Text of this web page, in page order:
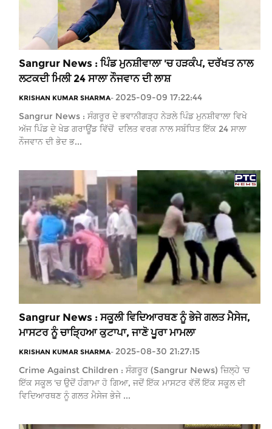
Sangrur News : ਪਿੰਡ ਮੁਨਸ਼ੀਵਾਲਾ 'ਚ ਹੜਕੰਪ, ਦਰੱਖਤ ਨਾਲ
ਲਟਕਦੀ ਮਿਲੀ 24 ਸਾਲਾ ਨੌਜਵਾਨ ਦੀ ਲਾਸ਼
KRISHAN KUMAR SHARMA- 2025-09-09 17:22:44
Sangrur News : ਸੰਗਰੂਰ ਦੇ ਭਵਾਨੀਗੜ੍ਹ ਨੇੜਲੇ ਪਿੰਡ ਮੁਨਸ਼ੀਵਾਲਾ ਵਿਖੇ
ਅੱਜ ਪਿੰਡ ਦੇ ਖੇਡ ਗਰਾਊਂਡ ਵਿੱਚੋਂ ਦਲਿਤ ਵਰਗ ਨਾਲ ਸਬੰਧਿਤ ਇੱਕ 24 ਸਾਲਾ
ਨੌਜਵਾਨ ਦੀ ਭੇਦ ਭ...
Sangrur News : ਸਕੂਲੀ ਵਿਦਿਆਰਥਣ ਨੂੰ ਭੇਜੇ ਗਲਤ ਮੈਸੇਜ,
ਮਾਸਟਰ ਨੂੰ ਚਾੜ੍ਹਿਆ ਕੁਟਾਪਾ, ਜਾਣੋ ਪੂਰਾ ਮਾਮਲਾ
KRISHAN KUMAR SHARMA- 2025-08-30 21:27:15
Crime Against Children : ਸੰਗਰੂਰ (Sangrur News) ਜ਼ਿਲ੍ਹੇ 'ਚ
ਇੱਕ ਸਕੂਲ 'ਚ ਉਦੋਂ ਹੰਗਾਮਾ ਹੋ ਗਿਆ, ਜਦੋਂ ਇੱਕ ਮਾਸਟਰ ਵੱਲੋਂ ਇੱਕ ਸਕੂਲ ਦੀ
ਵਿਦਿਆਰਥਣ ਨੂੰ ਗਲਤ ਮੈਸੇਜ ਭੇਜੇ ...